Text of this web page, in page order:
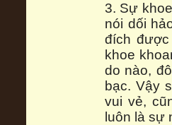
3. Sự
nói dối
đích được
khoe
do nào,
bạc. Vậy
vui vẻ,
luôn là sự